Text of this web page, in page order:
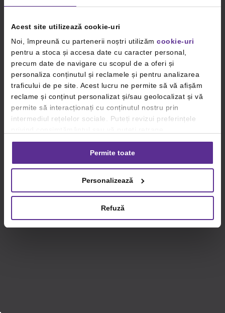
Acest site utilizează cookie-uri
Noi, împreună cu partenerii noștri utilizăm cookie-uri
pentru a stoca și accesa date cu caracter personal,
precum date de navigare cu scopul de a oferi și
personaliza conținutul și reclamele și pentru analizarea
traficului de pe site. Acest lucru ne permite să vă afișăm
reclame și conținut personalizat și/sau geolocalizat și vă
permite să interacționați cu conținutul nostru prin
intermediul rețelelor sociale. Puteți revizui preferințele
consimțământul oricând, făcând click pe linkul către
setările dvs. de cookie-uri.
privind utilizarea modulelor cookie.Detalii
Permite toate
Personalizează
Refuză